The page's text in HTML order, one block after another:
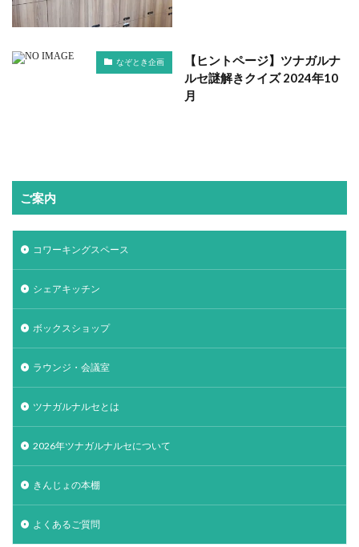
なぞとき企画
【ヒントページ】ツナガルナ
ルセ謎解きクイズ 2024年10
月
ご案内
コワーキングスペース
シェアキッチン
ボックスショップ
ラウンジ・会議室
ツナガルナルセとは
2026年ツナガルナルセについて
きんじょの本棚
よくあるご質問